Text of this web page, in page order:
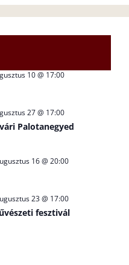
10 @ 17:00
27 @ 17:00
Palotanegyed
16 @ 20:00
23 @ 17:00
fesztivál